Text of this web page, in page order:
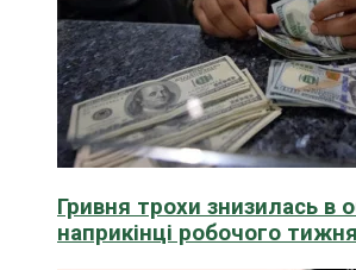
Гривня трохи знизилась в
наприкінці робочого тижня